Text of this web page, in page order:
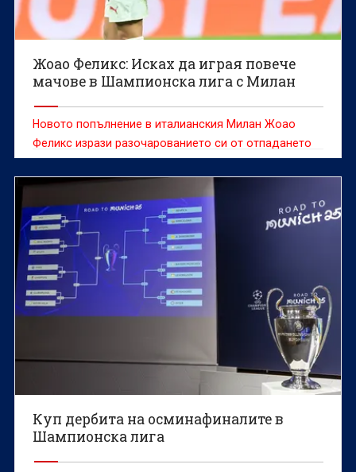
Жоао Феликс: Исках да играя повече
мачове в Шампионска лига с Милан
Новото попълнение в италианския Милан Жоао
Феликс изрази разочарованието си от отпадането
на отбора от Шампионската лига
Куп дербита на осминафиналите в
Шампионска лига